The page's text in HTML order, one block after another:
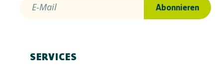
E-Mail Abonnieren
SERVICES